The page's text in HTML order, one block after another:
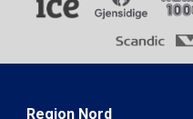
Region Nord